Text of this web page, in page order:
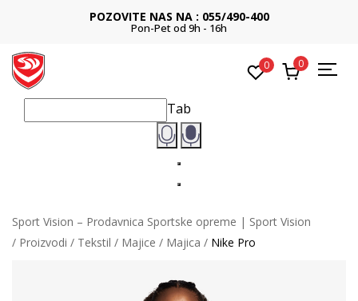
POZOVITE NAS NA : 055/490-400
Pon-Pet od 9h - 16h
0 0
Tab
Sport Vision – Prodavnica Sportske opreme | Sport Vision
Proizvodi
Tekstil Majice Majica Nike Pro